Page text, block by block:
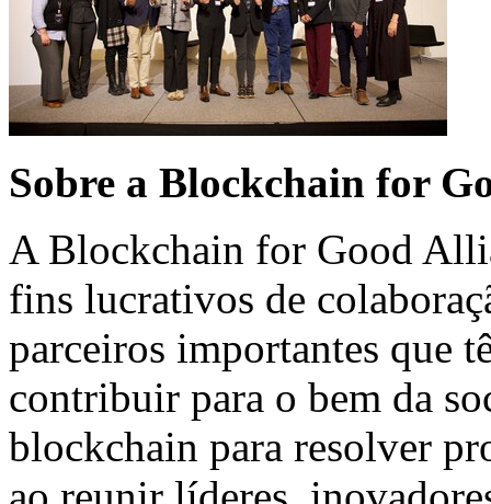
Sobre a Blockchain for
A Blockchain for Good
fins lucrativos de
parceiros importantes que
contribuir para o bem da
blockchain para resolver